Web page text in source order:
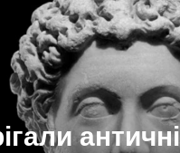
античні